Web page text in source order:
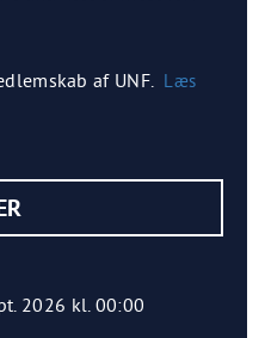
af UNF. Læs
2026 kl. 00:00